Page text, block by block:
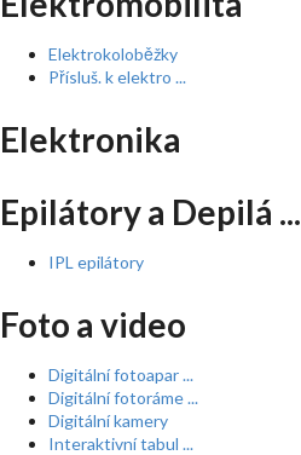
Elektrokoloběžky
Přísluš. k elektro ...
Elektronika
Epilátory a Depilá ...
IPL epilátory
Foto a video
Digitální fotoapar ...
Digitální fotoráme ...
Digitální kamery
Interaktivní tabul ...